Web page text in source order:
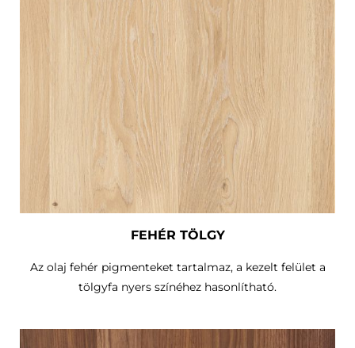
FEHÉR TÖLGY
Az olaj fehér pigmenteket tartalmaz, a kezelt felület a
tölgyfa nyers színéhez hasonlítható.